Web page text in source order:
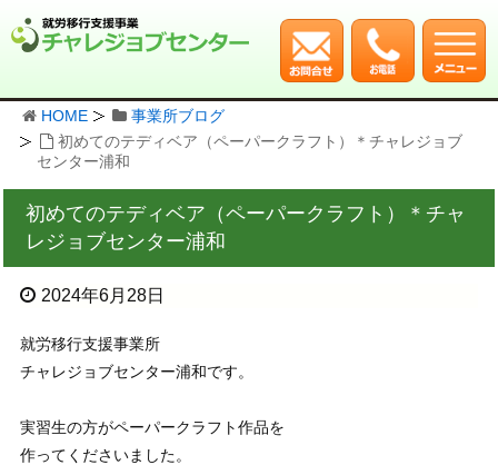
HOME
事業所ブログ
初めてのテディベア（ペーパークラフト）＊チャレジョブ
センター浦和
初めてのテディベア（ペーパークラフト）＊チャ
レジョブセンター浦和
2024年6月28日
就労移行支援事業所
チャレジョブセンター浦和です。
実習生の方がペーパークラフト作品を
作ってくださいました。